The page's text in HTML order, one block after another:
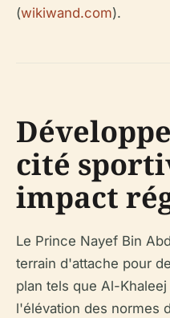
(wikiwand.com).
cité
impact
Le Prince Nayef Bin
terrain d'attache pour
plan tels que Al-
l'élévation des normes